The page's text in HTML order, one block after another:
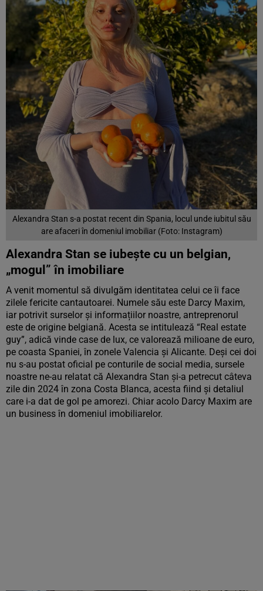
Alexandra Stan s-a postat recent din Spania, locul unde iubitul său
are afaceri în domeniul imobiliar (Foto: Instagram)
Alexandra Stan se iubește cu un belgian,
„mogul” în imobiliare
A venit momentul să divulgăm identitatea celui ce îi face
zilele fericite cantautoarei. Numele său este Darcy Maxim,
iar potrivit surselor și informațiilor noastre, antreprenorul
este de origine belgiană. Acesta se intitulează “Real estate
guy”, adică vinde case de lux, ce valorează milioane de euro,
pe coasta Spaniei, în zonele Valencia și Alicante. Deși cei doi
nu s-au postat oficial pe conturile de social media, sursele
noastre ne-au relatat că Alexandra Stan și-a petrecut câteva
zile din 2024 în zona Costa Blanca, acesta fiind și detaliul
care i-a dat de gol pe amorezi. Chiar acolo Darcy Maxim are
un business în domeniul imobiliarelor.